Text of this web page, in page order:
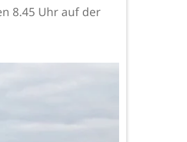
8.45 Uhr auf der